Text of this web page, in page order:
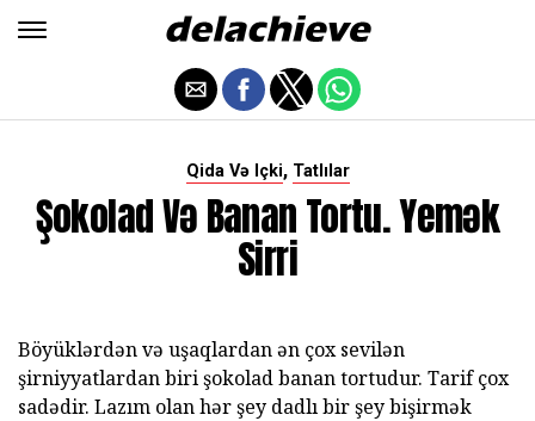
Qida Və Içki, Tatlılar
Şokolad Və Banan Tortu. Yemək
Sirri
Böyüklərdən və uşaqlardan ən çox sevilən
şirniyyatlardan biri şokolad banan tortudur. Tarif çox
sadədir. Lazım olan hər şey dadlı bir şey bişirmək